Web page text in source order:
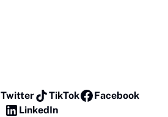
Twitter TikTok
Facebook
LinkedIn